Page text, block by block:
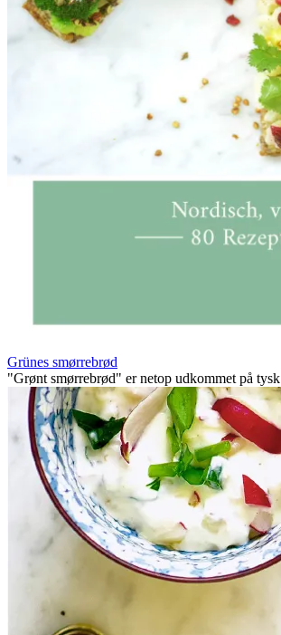
Grünes smørrebrød
"Grønt smørrebrød" er netop udkommet på tysk